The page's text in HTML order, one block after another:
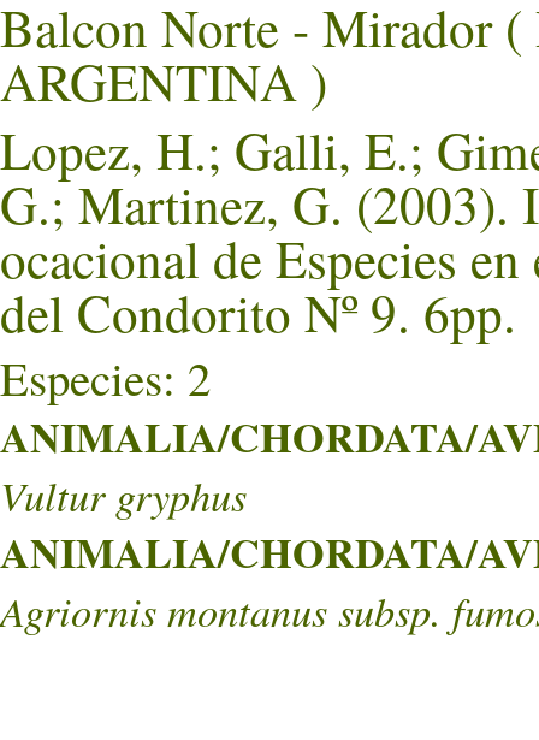
Balcon Norte - Mirador
ARGENTINA )
Lopez, H.; Galli, E.;
G.; Martinez, G. (2003).
ocacional de Especies
del Condorito Nº 9. 6pp.
Especies: 2
ANIMALIA/CHORDATA/
Vultur gryphus
ANIMALIA/CHORDATA/
Agriornis montanus subsp.